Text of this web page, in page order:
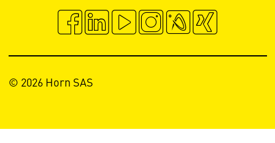
© 2026 Horn SAS